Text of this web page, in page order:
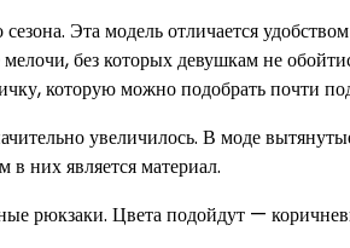
Эта модель отличается
без которых девушкам не
которую можно подобрать почти
увеличилось. В моде
них является материал.
рюкзаки. Цвета подойдут —